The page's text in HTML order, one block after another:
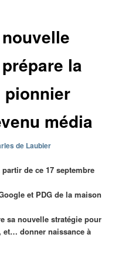
la
pionnier
média
de Laubier
de ce 17 septembre
et PDG de la maison
sa nouvelle stratégie pour
et… donner naissance à